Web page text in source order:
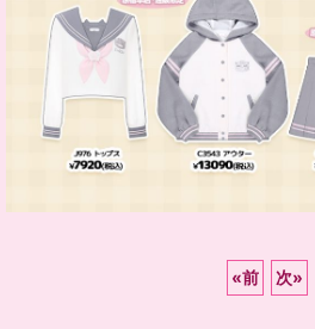
«前 次»